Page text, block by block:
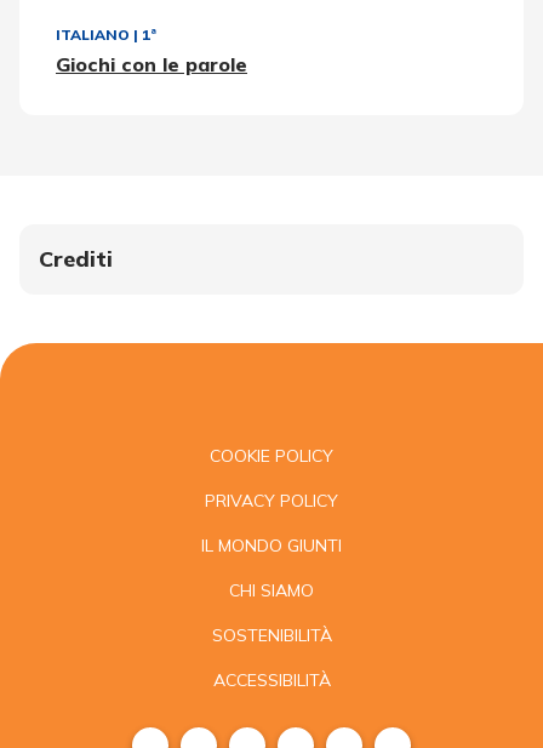
ITALIANO | 1ª
Giochi con le parole
Crediti
COOKIE POLICY
PRIVACY POLICY
IL MONDO GIUNTI
CHI SIAMO
SOSTENIBILITÀ
ACCESSIBILITÀ